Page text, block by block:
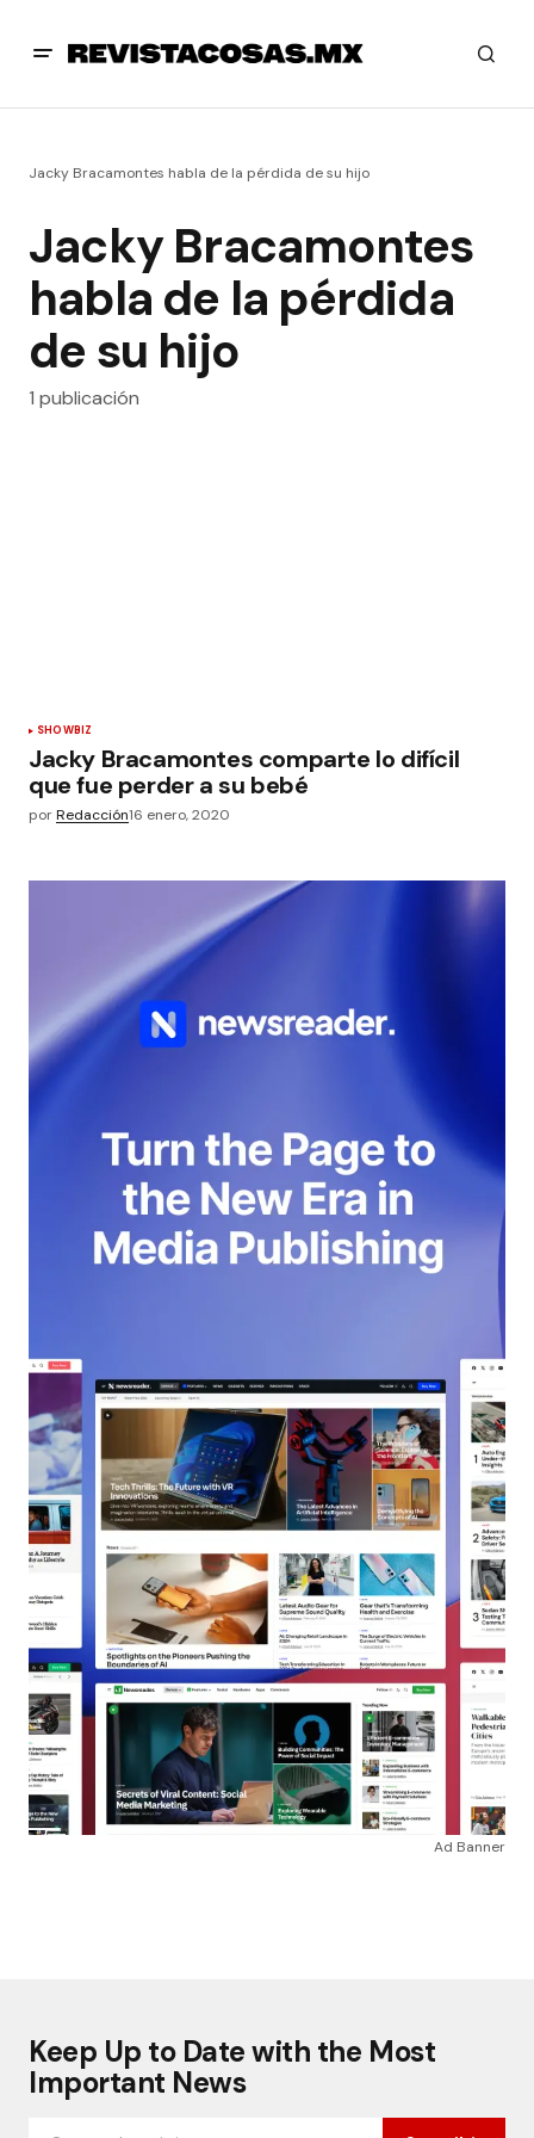
Jacky Bracamontes habla de la pérdida de su hijo
Jacky Bracamontes
habla de la pérdida
de su hijo
1 publicación
SHOWBIZ
Jacky Bracamontes comparte lo difícil
que fue perder a su bebé
porRedacción16 enero, 2020
Ad Banner
Keep Up to Date with the Most
Important News